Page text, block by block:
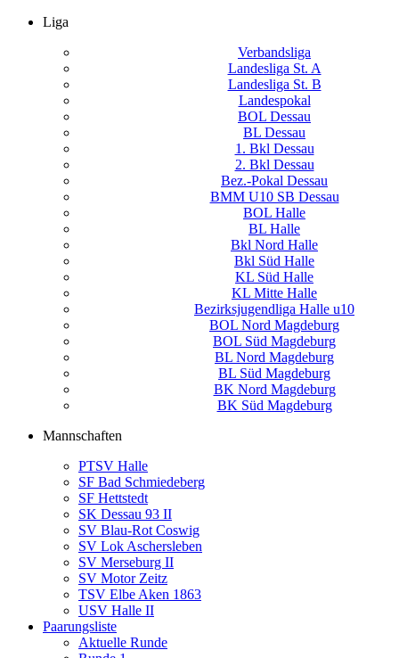
Liga
Verbandsliga
Landesliga St. A
Landesliga St. B
Landespokal
BOL Dessau
BL Dessau
1. Bkl Dessau
2. Bkl Dessau
Bez.-Pokal Dessau
BMM U10 SB Dessau
BOL Halle
BL Halle
Bkl Nord Halle
Bkl Süd Halle
KL Süd Halle
KL Mitte Halle
Bezirksjugendliga Halle u10
BOL Nord Magdeburg
BOL Süd Magdeburg
BL Nord Magdeburg
BL Süd Magdeburg
BK Nord Magdeburg
BK Süd Magdeburg
Mannschaften
PTSV Halle
SF Bad Schmiedeberg
SF Hettstedt
SK Dessau 93 II
SV Blau-Rot Coswig
SV Lok Aschersleben
SV Merseburg II
SV Motor Zeitz
TSV Elbe Aken 1863
USV Halle II
Paarungsliste
Aktuelle Runde